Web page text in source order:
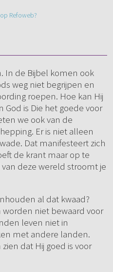
Refoweb?
In de Bijbel komen ook
weg niet begrijpen en
roepen. Hoe kan Hij
God is Die het goede voor
we ook van de
Er is niet alleen
Dat manifesteert zich
de krant maar op te
deze wereld stroomt je
al dat kwaad?
niet bewaard voor
leven niet in
met andere landen.
dat Hij goed is voor